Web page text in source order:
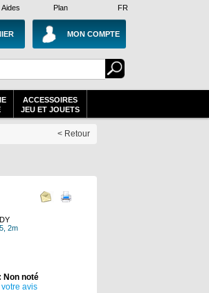
Plan
Aides FR
MON COMPTE
ACCESSOIRES
JEU ET JOUETS
< Retour
2m
Non noté
avis